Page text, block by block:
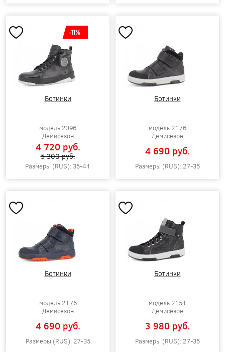
-11%
Ботинки
модель 2096
Демисезон
4 720 pуб.
5 300 pуб.
Размеры (RUS): 35-41
Ботинки
модель 2176
Демисезон
4 690 pуб.
Размеры (RUS): 27-35
Ботинки
модель 2176
Демисезон
4 690 pуб.
Размеры (RUS): 27-35
Ботинки
модель 2151
Демисезон
3 980 pуб.
Размеры (RUS): 27-35